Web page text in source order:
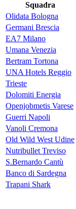
Squadra
Olidata Bologna
Germani Brescia
EA7 Milano
Umana Venezia
Bertram Tortona
UNA Hotels Reggio
Trieste
Dolomiti Energia
Openjobmetis Varese
Guerri Napoli
Vanoli Cremona
Old Wild West Udine
Nutribullet Treviso
S.Bernardo Cantù
Banco di Sardegna
Trapani Shark